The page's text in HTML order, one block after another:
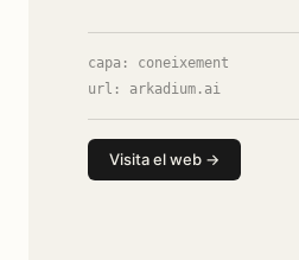
capa: coneixement
url: arkadium.ai
Visita el web →